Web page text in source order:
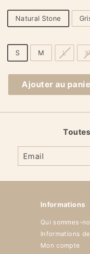
Natural Stone
S M L
Ajouter au
Informations
Qui sommes-
Informations
Mon compte